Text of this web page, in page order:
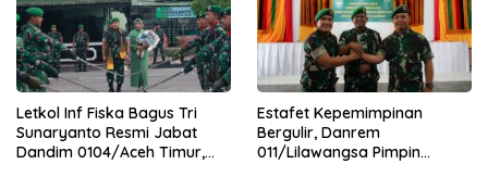
Letkol Inf Fiska Bagus Tri
Sunaryanto Resmi Jabat
Dandim 0104/Aceh Timur,
Estafet Kepemimpinan
Bergulir, Danrem
011/Lilawangsa Pimpin